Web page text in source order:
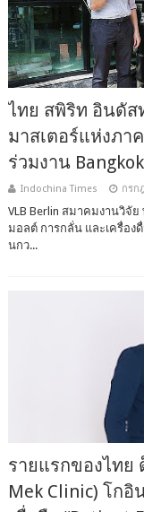
ไทย สพิริท อินดัส
มาสเตอร์แห่งภา
ร่วมงาน
Indochina Times กรก
VLB Berlin สมาคมงานวิจั
มอลต์ การกลั่น และเครื่อง
นกว...
รายแรกของไทย
Mek Clinic) โก